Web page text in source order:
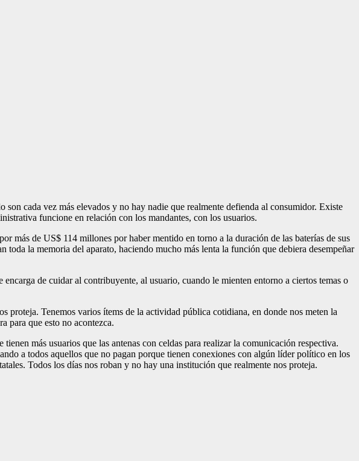
cada vez más elevados y no hay nadie que realmente defienda al consumidor. Existe
funcione en relación con los mandantes, con los usuarios.
más de US$ 114 millones por haber mentido en torno a la duración de las baterías de sus
la memoria del aparato, haciendo mucho más lenta la función que debiera desempeñar
de cuidar al contribuyente, al usuario, cuando le mienten entorno a ciertos temas o
proteja. Tenemos varios ítems de la actividad pública cotidiana, en donde nos meten la
para que esto no acontezca.
más usuarios que las antenas con celdas para realizar la comunicación respectiva.
a todos aquellos que no pagan porque tienen conexiones con algún líder político en los
Todos los días nos roban y no hay una institución que realmente nos proteja.